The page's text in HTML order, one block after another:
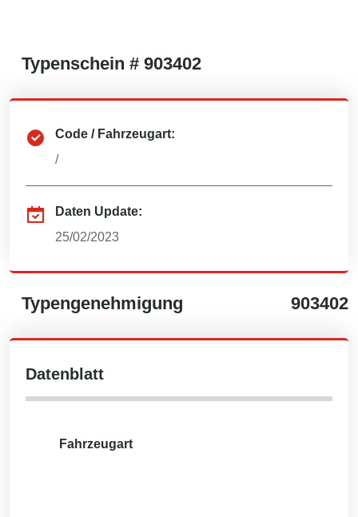
Typenschein # 903402
Code / Fahrzeugart:
/
Daten Update:
25/02/2023
Typengenehmigung 903402
Datenblatt
Fahrzeugart